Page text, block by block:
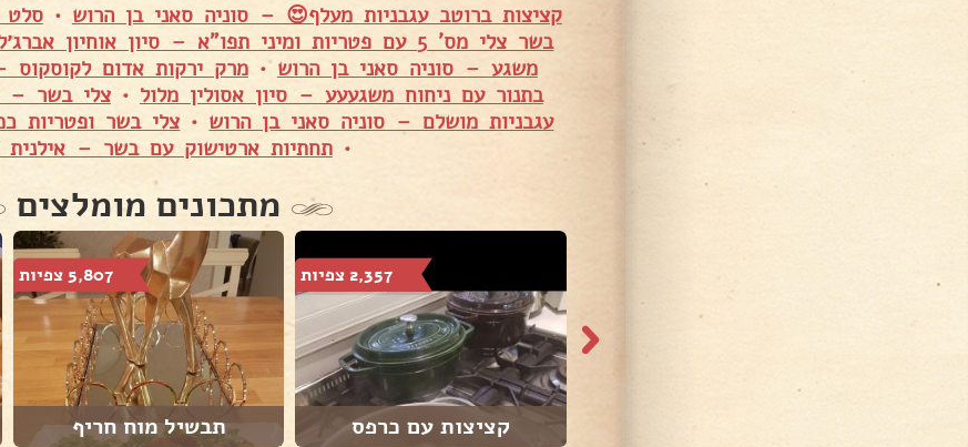
קציצות ברוטב עגבניות מעלף😍 – סוניה סאני בן הרוש •סלט
בשר צלי מס' 5 עם פטריות ומיני תפו"א – סיון אוחיון אברג׳ל
משגע – סוניה סאני בן הרוש •מרק ירקות אדום לקוסקוס
בתנור עם ניחוח משגעעע – סיון אסולין מלול •צלי בשר –
עגבניות מושלם – סוניה סאני בן הרוש • צלי בשר ופטריות
•תחתיות ארטישוק עם בשר – אילנית
מתכונים מומלצים
2,357 צפיות
קציצות עם כרפס
5,807 צפיות
תבשיל מוח חריף